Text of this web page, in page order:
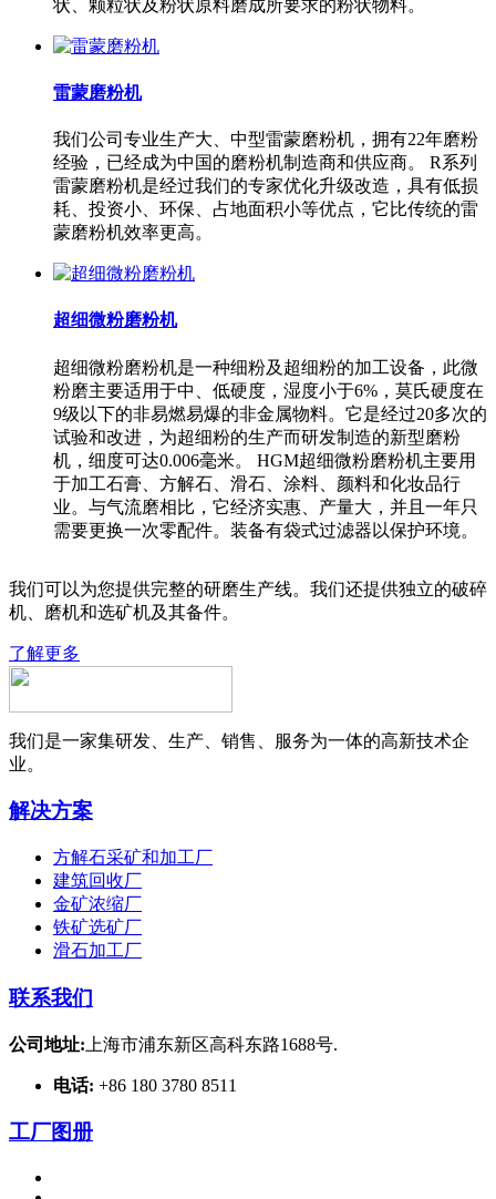
状、颗粒状及粉状原料磨成所要求的粉状物料。
雷蒙磨粉机
我们公司专业生产大、中型雷蒙磨粉机，拥有22年磨粉
经验，已经成为中国的磨粉机制造商和供应商。 R系列
雷蒙磨粉机是经过我们的专家优化升级改造，具有低损
耗、投资小、环保、占地面积小等优点，它比传统的雷
蒙磨粉机效率更高。
超细微粉磨粉机
超细微粉磨粉机是一种细粉及超细粉的加工设备，此微
粉磨主要适用于中、低硬度，湿度小于6%，莫氏硬度在
9级以下的非易燃易爆的非金属物料。它是经过20多次的
试验和改进，为超细粉的生产而研发制造的新型磨粉
机，细度可达0.006毫米。 HGM超细微粉磨粉机主要用
于加工石膏、方解石、滑石、涂料、颜料和化妆品行
业。与气流磨相比，它经济实惠、产量大，并且一年只
需要更换一次零配件。装备有袋式过滤器以保护环境。
我们可以为您提供完整的研磨生产线。我们还提供独立的破碎
机、磨机和选矿机及其备件。
了解更多
我们是一家集研发、生产、销售、服务为一体的高新技术企
业。
解决方案
方解石采矿和加工厂
建筑回收厂
金矿浓缩厂
铁矿选矿厂
滑石加工厂
联系我们
公司地址: 上海市浦东新区高科东路1688号.
电话: +86 180 3780 8511
工厂图册